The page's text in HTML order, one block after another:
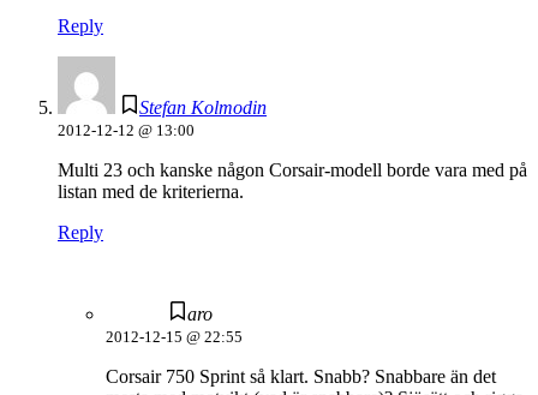
Reply
Stefan Kolmodin
2012-12-12 @ 13:00
Multi 23 och kanske någon Corsair-modell borde vara med på
listan med de kriterierna.
Reply
aro
2012-12-15 @ 22:55
Corsair 750 Sprint så klart. Snabb? Snabbare än det